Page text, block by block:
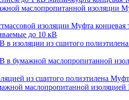
Муфта концевая
до 10 кВ